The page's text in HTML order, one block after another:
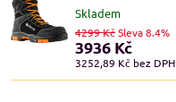
Skladem
3936 Kč
3252,89 Kč bez DPH
4299 KčSleva 8.4%